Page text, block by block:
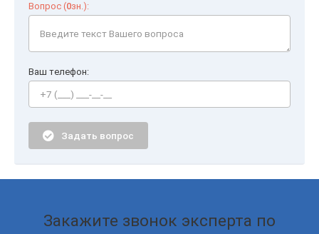
Вопрос (0зн.):
Ваш телефон:
Задать вопрос
Закажите звонок эксперта по